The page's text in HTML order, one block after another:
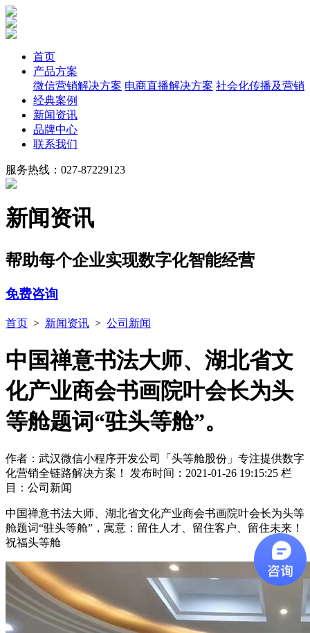
首页
产品方案
微信营销解决方案 电商直播解决方案 社会化传播及营销
经典案例
新闻资讯
品牌中心
联系我们
服务热线：027-87229123
新闻资讯
帮助每个企业实现数字化智能经营
免费咨询
首页 > 新闻资讯 > 公司新闻
中国禅意书法大师、湖北省文
化产业商会书画院叶会长为头
等舱题词“驻头等舱”。
作者：武汉微信小程序开发公司「头等舱股份」专注提供数字
化营销全链路解决方案！ 发布时间：2021-01-26 19:15:25 栏
目：公司新闻
中国禅意书法大师、湖北省文化产业商会书画院叶会长为头等
舱题词“驻头等舱”，寓意：留住人才、留住客户、留住未来！
祝福头等舱